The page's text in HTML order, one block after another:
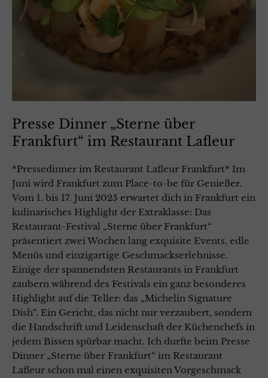
Presse Dinner „Sterne über
Frankfurt“ im Restaurant Lafleur
*Pressedinner im Restaurant Lafleur Frankfurt* Im
Juni wird Frankfurt zum Place-to-be für Genießer.
Vom 1. bis 17. Juni 2025 erwartet dich in Frankfurt ein
kulinarisches Highlight der Extraklasse: Das
Restaurant-Festival „Sterne über Frankfurt“
präsentiert zwei Wochen lang exquisite Events, edle
Menüs und einzigartige Geschmackserlebnisse.
Einige der spannendsten Restaurants in Frankfurt
zaubern während des Festivals ein ganz besonderes
Highlight auf die Teller: das „Michelin Signature
Dish“. Ein Gericht, das nicht nur verzaubert, sondern
die Handschrift und Leidenschaft der Küchenchefs in
jedem Bissen spürbar macht. Ich durfte beim Presse
Dinner „Sterne über Frankfurt“ im Restaurant
Lafleur schon mal einen exquisiten Vorgeschmack